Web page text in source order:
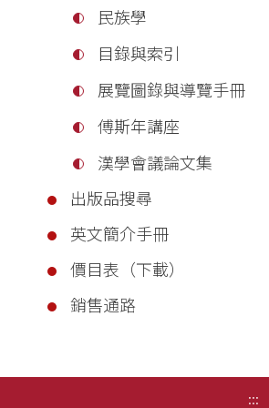
民族學
目錄與索引
展覽圖錄與導覽手冊
傅斯年講座
漢學會議論文集
出版品搜尋
英文簡介手冊
價目表（下載）
銷售通路
:::